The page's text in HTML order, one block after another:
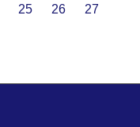
25 26
27